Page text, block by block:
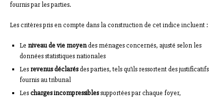
fournis par les parties.
Les critères pris en compte dans la construction de cet indice incluent :
Le niveau de vie moyendes ménages concernés, ajusté selon les
données statistiques nationales
Les revenus déclarésdes parties, tels qu’ils ressortent des justificatifs
fournis au tribunal
Lescharges incompressiblessupportées par chaque foyer,